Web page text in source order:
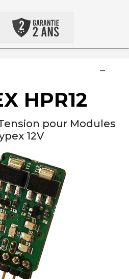
HPR12
pour Modules
12V